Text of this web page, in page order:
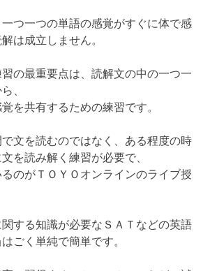
つ一つの単語の感覚がすぐに体で感
は成立しません。
の最重要点は、読解文の中の一つ一
、
を共有するための練習です。
文を読むのではなく、ある程度の時
を読み解く練習が必要で、
のがＴＯＹＯオンラインのライブ授
する知識が必要なＳＡＴなどの英語
ごく単純で簡単です。